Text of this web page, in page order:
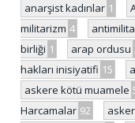
anarşist kadınlar 1
militarizm 4
birliği 1 arap ordusu
hakları inisiyatifi 15
askere kötü muamele
Harcamalar 92